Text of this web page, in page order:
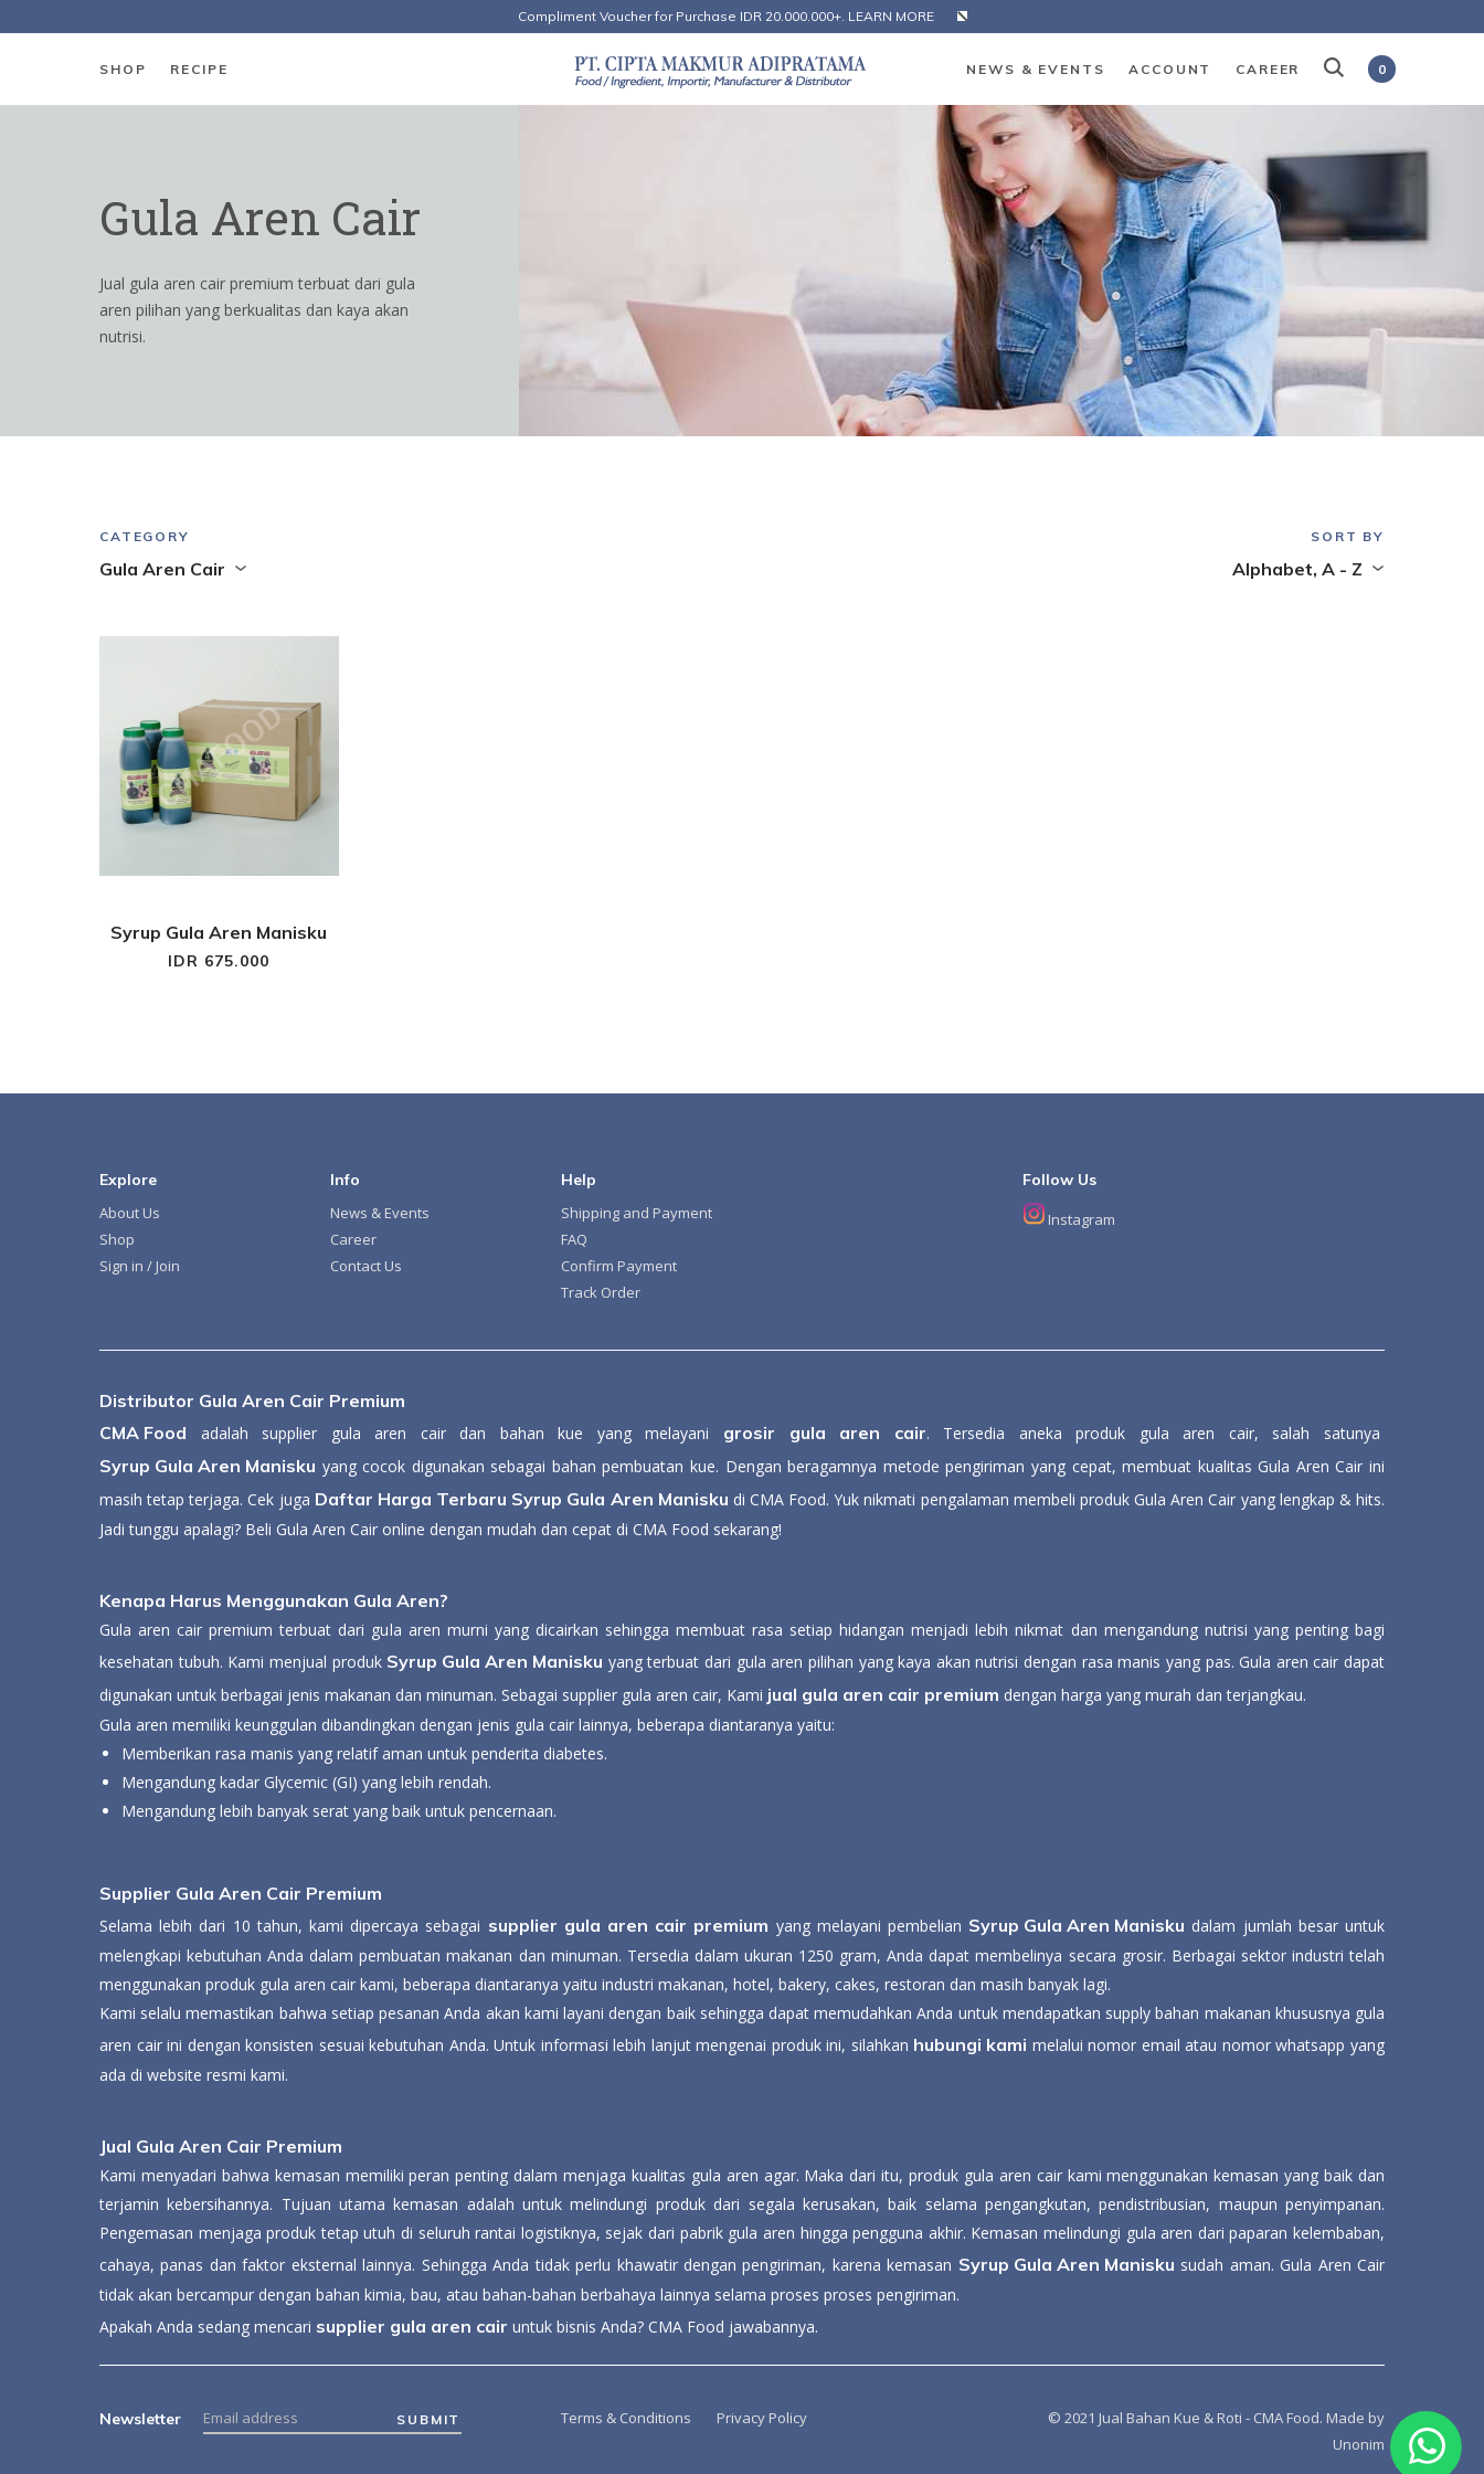
SHOP RECIPE NEWS & EVENTS ACCOUNT CAREER 0
Compliment Voucher for Purchase IDR 20.000.000+. LEARN MORE
Gula Aren Cair
Jual gula aren cair premium terbuat dari gula
aren pilihan yang berkualitas dan kaya akan
nutrisi.
CATEGORY
Gula Aren Cair
SORT BY
Alphabet, A - Z
Syrup Gula Aren Manisku
IDR 675.000
Explore
About Us
Shop
Sign in / Join
Info
News & Events
Career
Contact Us
Help
Shipping and Payment
FAQ
Confirm Payment
Track Order
Follow Us
Instagram
Distributor Gula Aren Cair Premium
CMA Food adalah supplier gula aren cair dan bahan kue yang melayani grosir gula aren cair. Tersedia aneka produk gula aren cair, salah satunya
Syrup Gula Aren Manisku yang cocok digunakan sebagai bahan pembuatan kue. Dengan beragamnya metode pengiriman yang cepat, membuat kualitas Gula Aren Cair ini
masih tetap terjaga. Cek juga Daftar Harga Terbaru Syrup Gula Aren Manisku di CMA Food. Yuk nikmati pengalaman membeli produk Gula Aren Cair yang lengkap & hits.
Jadi tunggu apalagi? Beli Gula Aren Cair online dengan mudah dan cepat di CMA Food sekarang!
Kenapa Harus Menggunakan Gula Aren?
Gula aren cair premium terbuat dari gula aren murni yang dicairkan sehingga membuat rasa setiap hidangan menjadi lebih nikmat dan mengandung nutrisi yang penting bagi
kesehatan tubuh. Kami menjual produk Syrup Gula Aren Manisku yang terbuat dari gula aren pilihan yang kaya akan nutrisi dengan rasa manis yang pas. Gula aren cair dapat
digunakan untuk berbagai jenis makanan dan minuman. Sebagai supplier gula aren cair, Kami jual gula aren cair premium dengan harga yang murah dan terjangkau.
Gula aren memiliki keunggulan dibandingkan dengan jenis gula cair lainnya, beberapa diantaranya yaitu:
Memberikan rasa manis yang relatif aman untuk penderita diabetes.
Mengandung kadar Glycemic (GI) yang lebih rendah.
Mengandung lebih banyak serat yang baik untuk pencernaan.
Supplier Gula Aren Cair Premium
Selama lebih dari 10 tahun, kami dipercaya sebagai supplier gula aren cair premium yang melayani pembelian Syrup Gula Aren Manisku dalam jumlah besar untuk
melengkapi kebutuhan Anda dalam pembuatan makanan dan minuman. Tersedia dalam ukuran 1250 gram, Anda dapat membelinya secara grosir. Berbagai sektor industri telah
menggunakan produk gula aren cair kami, beberapa diantaranya yaitu industri makanan, hotel, bakery, cakes, restoran dan masih banyak lagi.
Kami selalu memastikan bahwa setiap pesanan Anda akan kami layani dengan baik sehingga dapat memudahkan Anda untuk mendapatkan supply bahan makanan khususnya gula
aren cair ini dengan konsisten sesuai kebutuhan Anda. Untuk informasi lebih lanjut mengenai produk ini, silahkan hubungi kami melalui nomor email atau nomor whatsapp yang
ada di website resmi kami.
Jual Gula Aren Cair Premium
Kami menyadari bahwa kemasan memiliki peran penting dalam menjaga kualitas gula aren agar. Maka dari itu, produk gula aren cair kami menggunakan kemasan yang baik dan
terjamin kebersihannya. Tujuan utama kemasan adalah untuk melindungi produk dari segala kerusakan, baik selama pengangkutan, pendistribusian, maupun penyimpanan.
Pengemasan menjaga produk tetap utuh di seluruh rantai logistiknya, sejak dari pabrik gula aren hingga pengguna akhir. Kemasan melindungi gula aren dari paparan kelembaban,
cahaya, panas dan faktor eksternal lainnya. Sehingga Anda tidak perlu khawatir dengan pengiriman, karena kemasan Syrup Gula Aren Manisku sudah aman. Gula Aren Cair
tidak akan bercampur dengan bahan kimia, bau, atau bahan-bahan berbahaya lainnya selama proses proses pengiriman.
Apakah Anda sedang mencari supplier gula aren cair untuk bisnis Anda? CMA Food jawabannya.
Newsletter SUBMIT Terms & Conditions Privacy Policy
© 2021 Jual Bahan Kue & Roti - CMA Food. Made by
Unonim